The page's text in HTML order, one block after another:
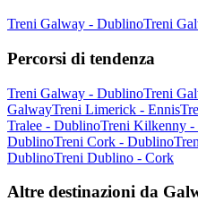
Treni Galway - DublinoTreni
Percorsi di tendenza
Treni Galway - DublinoTreni
GalwayTreni Limerick - Ennis
Tralee - DublinoTreni Kilkenny
DublinoTreni Cork - Dublino
DublinoTreni Dublino - Cork
Altre destinazioni da